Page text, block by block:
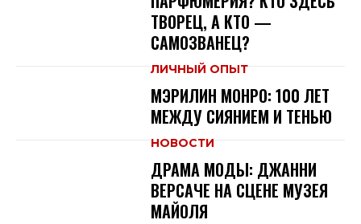
ТВОРЕЦ, А КТО —
САМОЗВАНЕЦ?
ЛИЧНЫЙ ОПЫТ
МЭРИЛИН МОНРО: 100 ЛЕТ
МЕЖДУ СИЯНИЕМ И ТЕНЬЮ
НОВОСТИ
ДРАМА МОДЫ: ДЖАННИ
ВЕРСАЧЕ НА СЦЕНЕ МУЗЕЯ
МАЙОЛЯ